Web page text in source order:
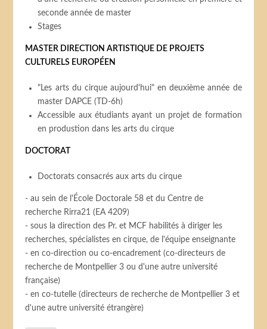
seconde année de master
Stages
MASTER DIRECTION ARTISTIQUE DE PROJETS
CULTURELS EUROPÉEN
"Les arts du cirque aujourd'hui" en deuxième année de
master DAPCE (TD-6h)
Accessible aux étudiants ayant un projet de formation
en produstion dans les arts du cirque
DOCTORAT
Doctorats consacrés aux arts du cirque
- au sein de l'École Doctorale 58 et du Centre de
recherche Rirra21 (EA 4209)
- sous la direction des Pr. et MCF habilités à diriger les
recherches, spécialistes en cirque, de l'équipe enseignante
- en co-direction ou co-encadrement (co-directeurs de
recherche de Montpellier 3 ou d'une autre université
française)
- en co-tutelle (directeurs de recherche de Montpellier 3 et
d'une autre université étrangère)